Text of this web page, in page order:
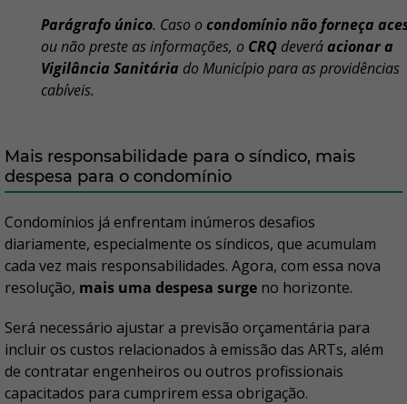
Parágrafo único. Caso o condomínio não forneça
ou não preste as informações, o CRQ deveráacionar a
Vigilância Sanitária do Município para as providências
cabíveis.
Mais responsabilidade para o síndico, mais
despesa para o condomínio
Condomínios já enfrentam inúmeros desafios
diariamente, especialmente os síndicos, que acumulam
cada vez mais responsabilidades. Agora, com essa nova
resolução, mais uma despesa surge no horizonte.
Será necessário ajustar a previsão orçamentária para
incluir os custos relacionados à emissão das ARTs, além
de contratar engenheiros ou outros profissionais
capacitados para cumprirem essa obrigação.